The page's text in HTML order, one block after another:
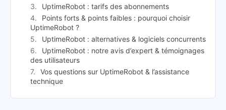
UptimeRobot : tarifs des abonnements
Points forts & points faibles : pourquoi choisir
UptimeRobot ?
UptimeRobot : alternatives & logiciels concurrents
UptimeRobot : notre avis d’expert & témoignages
des utilisateurs
Vos questions sur UptimeRobot & l’assistance
technique